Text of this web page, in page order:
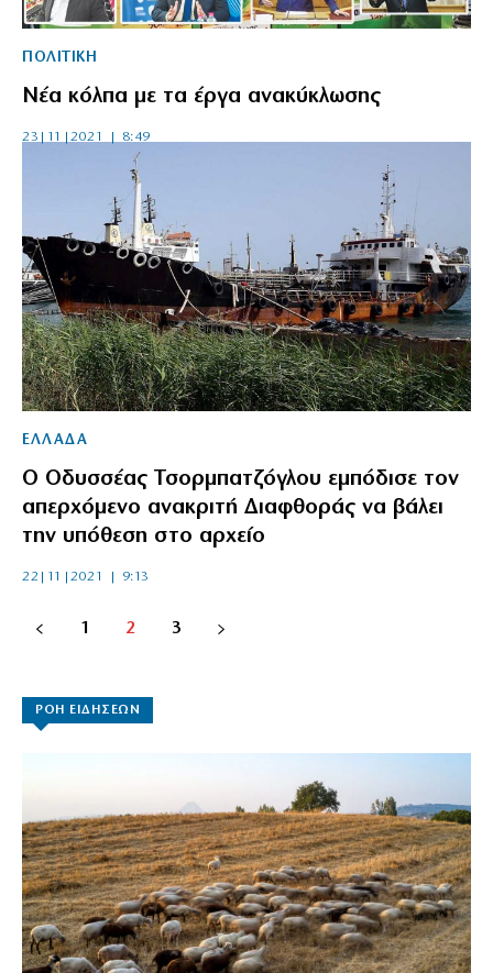
ΠΟΛΙΤΙΚΗ
Νέα κόλπα με τα έργα ανακύκλωσης
23|11|2021 | 8:49
ΕΛΛΑΔΑ
Ο Οδυσσέας Τσορμπατζόγλου εμπόδισε τον
απερχόμενο ανακριτή Διαφθοράς να βάλει
την υπόθεση στο αρχείο
22|11|2021 | 9:13
1 2 3
ΡΟΗ ΕΙΔΗΣΕΩΝ